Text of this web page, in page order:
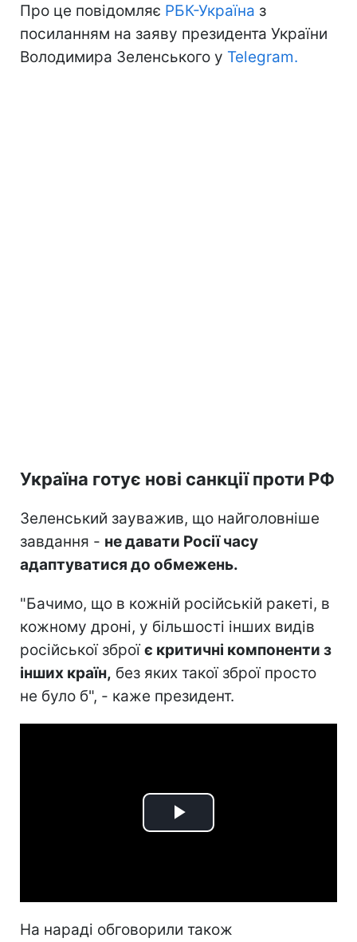
Про це повідомляє РБК-Україна з
посиланням на заяву президента України
Володимира Зеленського у Telegram.
Україна готує нові санкції проти РФ
Зеленський зауважив, що найголовніше
завдання - не давати Росії часу
адаптуватися до обмежень.
"Бачимо, що в кожній російській ракеті, в
кожному дроні, у більшості інших видів
російської зброїє критичні компоненти з
інших країн, без яких такої зброї просто
не було б", - каже президент.
Play
На нараді обговорили також